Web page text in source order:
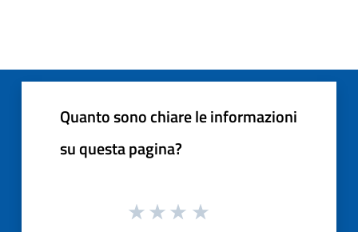
Quanto sono chiare le informazioni
su questa pagina?